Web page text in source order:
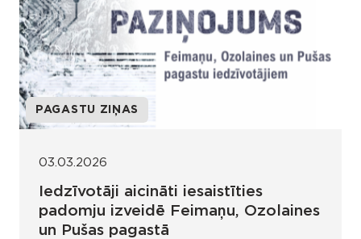
PAGASTU ZIŅAS
03.03.2026
Iedzīvotāji aicināti iesaistīties
padomju izveidē Feimaņu, Ozolaines
un Pušas pagastā